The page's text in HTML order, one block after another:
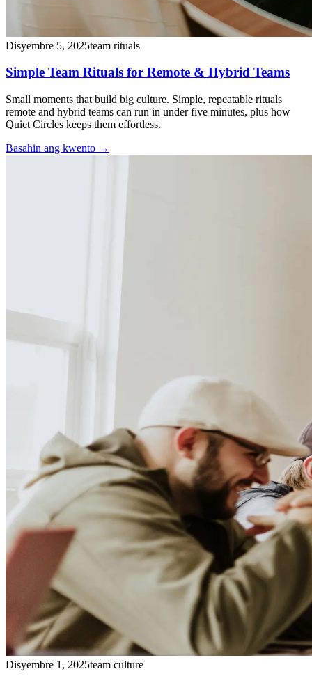
Disyembre 5, 2025team rituals
Simple Team Rituals for Remote & Hybrid Teams
Small moments that build big culture. Simple, repeatable rituals
remote and hybrid teams can run in under five minutes, plus how
Quiet Circles keeps them effortless.
Basahin ang kwento →
Disyembre 1, 2025team culture